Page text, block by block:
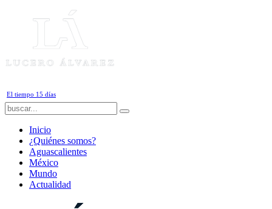
El tiempo 15 días
Inicio
¿Quiénes somos?
Aguascalientes
México
Mundo
Actualidad